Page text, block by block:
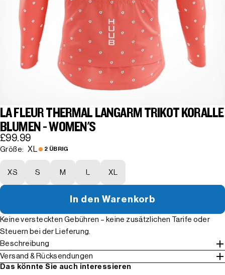
LA FLEUR THERMAL LANGARM TRIKOT KORALLE
BLUMEN - WOMEN'S
£99.99
Größe: XL 2 ÜBRIG
XS S M L XL
In den Warenkorb
Keine versteckten Gebühren – keine zusätzlichen Tarife oder
Steuern bei der Lieferung.
Beschreibung
Versand & Rücksendungen
Das könnte Sie auch interessieren